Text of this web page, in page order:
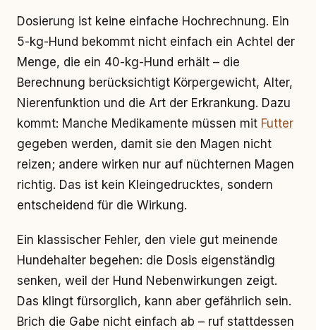
Dosierung ist keine einfache Hochrechnung. Ein
5-kg-Hund bekommt nicht einfach ein Achtel der
Menge, die ein 40-kg-Hund erhält – die
Berechnung berücksichtigt Körpergewicht, Alter,
Nierenfunktion und die Art der Erkrankung. Dazu
kommt: Manche Medikamente müssen mit Futter
gegeben werden, damit sie den Magen nicht
reizen; andere wirken nur auf nüchternen Magen
richtig. Das ist kein Kleingedrucktes, sondern
entscheidend für die Wirkung.
Ein klassischer Fehler, den viele gut meinende
Hundehalter begehen: die Dosis eigenständig
senken, weil der Hund Nebenwirkungen zeigt.
Das klingt fürsorglich, kann aber gefährlich sein.
Brich die Gabe nicht einfach ab – ruf stattdessen